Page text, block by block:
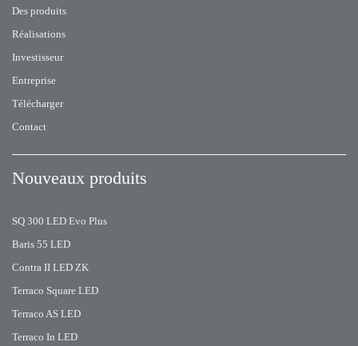
Des produits
Réalisations
Investisseur
Entreprise
Télécharger
Contact
Nouveaux produits
SQ 300 LED Evo Plus
Baris 55 LED
Contra II LED ZK
Terraco Square LED
Terraco AS LED
Terraco In LED